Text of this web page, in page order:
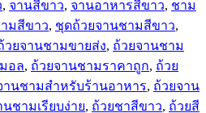
กำกับ
, จานสีขาว, จานอาหารสีขาว, ชาม
มสีขาว, ชุดถ้วยจานชามสีขาว,
วยจานชามขายส่ง, ถ้วยจานชาม
อล, ถ้วยจานชามราคาถูก, ถ้วย
านชามสำหรับร้านอาหาร, ถ้วยจาน
นชามเรียบง่าย, ถ้วยชาสีขาว, ถ้วยสี